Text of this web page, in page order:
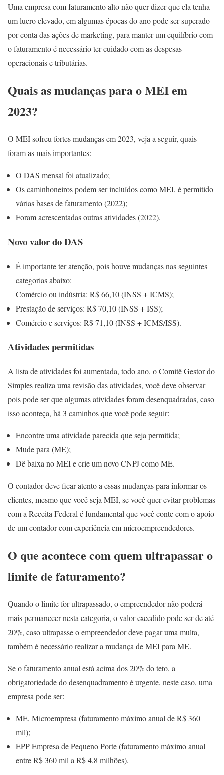
Uma empresa com faturamento alto não quer dizer que ela tenha
um lucro elevado, em algumas épocas do ano pode ser superado
por conta das ações de marketing, para manter um equilíbrio com
o faturamento é necessário ter cuidado com as despesas
operacionais e tributárias.
Quais as mudanças para o MEI em
2023?
O MEI sofreu fortes mudanças em 2023, veja a seguir, quais
foram as mais importantes:
O DAS mensal foi atualizado;
Os caminhoneiros podem ser incluídos como MEI, é permitido
várias bases de faturamento (2022);
Foram acrescentadas outras atividades (2022).
Novo valor do DAS
É importante ter atenção, pois houve mudanças nas seguintes
categorias abaixo:
Comércio ou indústria: R$ 66,10 (INSS + ICMS);
Prestação de serviços: R$ 70,10 (INSS + ISS);
Comércio e serviços: R$ 71,10 (INSS + ICMS/ISS).
Atividades permitidas
A lista de atividades foi aumentada, todo ano, o Comitê Gestor do
Simples realiza uma revisão das atividades, você deve observar
pois pode ser que algumas atividades foram desenquadradas, caso
isso aconteça, há 3 caminhos que você pode seguir:
Encontre uma atividade parecida que seja permitida;
Mude para (ME);
Dê baixa no MEI e crie um novo CNPJ como ME.
O contador deve ficar atento a essas mudanças para informar os
clientes, mesmo que você seja MEI, se você quer evitar problemas
com a Receita Federal é fundamental que você conte com o apoio
de um contador com experiência em microempreendedores.
O que acontece com quem ultrapassar o
limite de faturamento?
Quando o limite for ultrapassado, o empreendedor não poderá
mais permanecer nesta categoria, o valor excedido pode ser de até
20%, caso ultrapasse o empreendedor deve pagar uma multa,
também é necessário realizar a mudança de MEI para ME.
Se o faturamento anual está acima dos 20% do teto, a
obrigatoriedade do desenquadramento é urgente, neste caso, uma
empresa pode ser:
ME, Microempresa (faturamento máximo anual de R$ 360
mil);
EPP Empresa de Pequeno Porte (faturamento máximo anual
entre R$ 360 mil a R$ 4,8 milhões).